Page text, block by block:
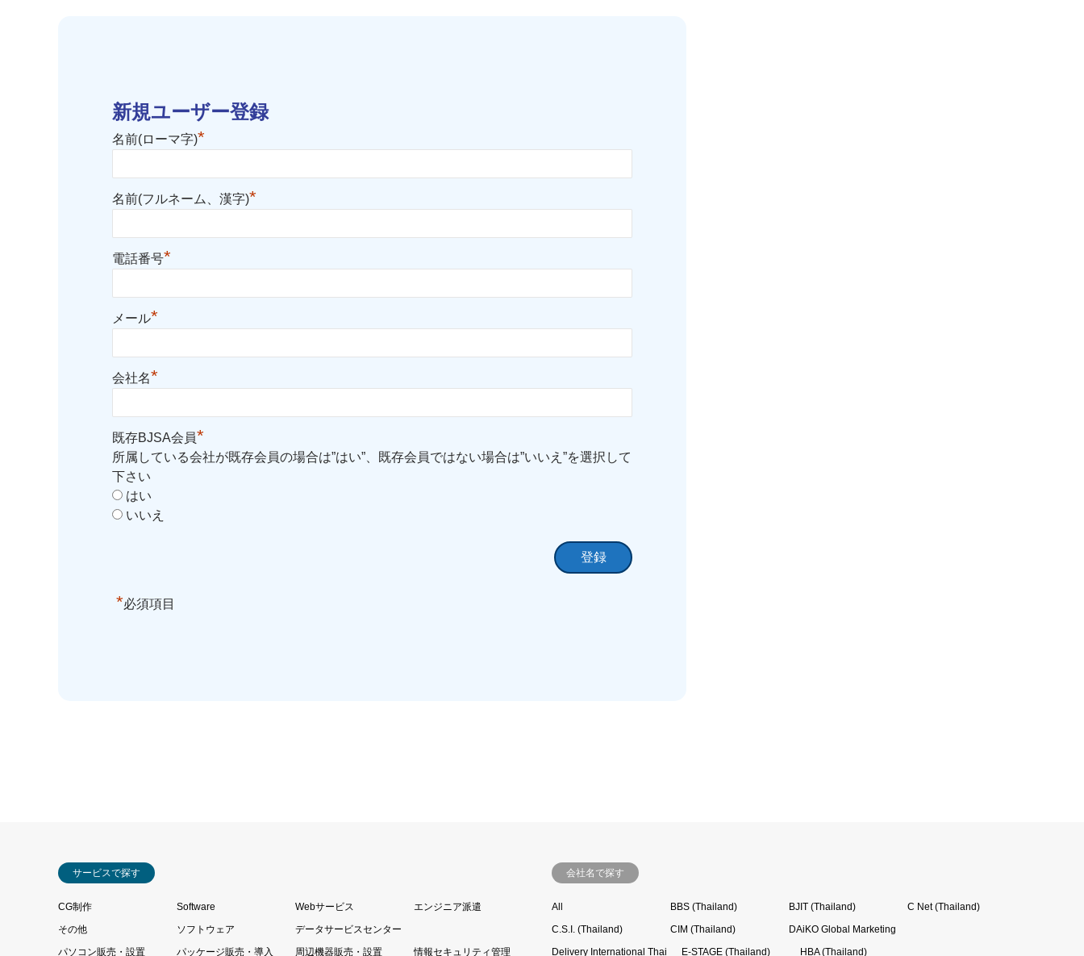
新規ユーザー登録
名前(ローマ字)*
名前(フルネーム、漢字)*
電話番号*
メール*
会社名*
既存BJSA会員*
所属している会社が既存会員の場合は”はい”、既存会員ではない場合は”いいえ”を選択して
下さい
はい
いいえ
*必須項目
サービスで探す
CG制作 Software Webサービス
エンジニア派遣
その他
ソフトウェア
データサービスセンター
パソコン販売・設置
パッケージ販売・導入 周辺機器販売・設置 情報セキュリティ管理
会社名で探す
All BBS (Thailand) BJIT (Thailand)
C Net (Thailand)
C.S.I. (Thailand)
CIM (Thailand)
DAiKO Global Marketing
Delivery International Thai
E-STAGE (Thailand) HBA (Thailand)